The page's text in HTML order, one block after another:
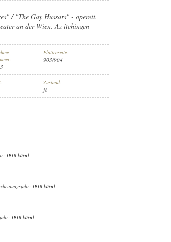
/ "The Gay Hussars" - operett.
an der Wien. Az itchingen
Plattenseite:
903/904
Zustand:
jó
1910 körül
1910 körül
1910 körül